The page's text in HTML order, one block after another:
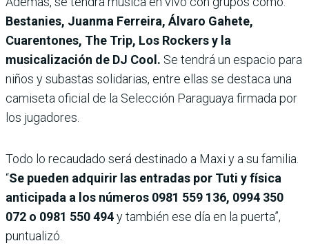
Bestanies, Juanma Ferreira, Álvaro Gahete,
Cuarentones, The Trip, Los Rockers y la
musicalización de DJ Cool. Se tendrá un espacio para
niños y subastas solidarias, entre ellas se destaca una
camiseta oficial de la Selección Paraguaya firmada por
los jugadores.
Todo lo recaudado será destinado a Maxi y a su familia.
“Se pueden adquirir las entradas por Tuti y física
anticipada a los números 0981 559 136, 0994 350
072 o 0981 550 494y también ese día en la puerta”,
puntualizó.